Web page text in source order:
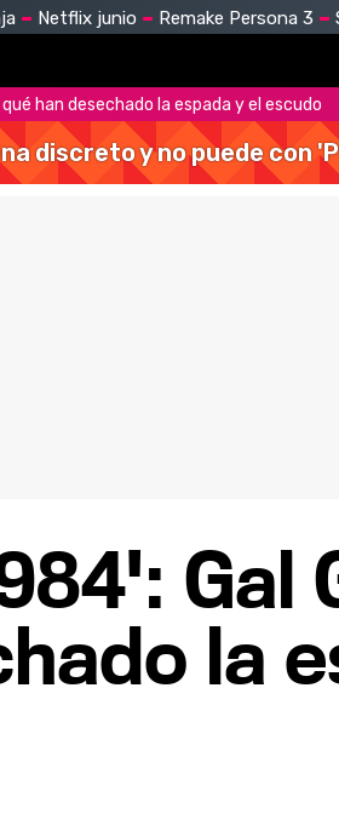
Netflix junio Remake Persona 3
han desechado la espada y el escudo
discreto y no puede con
Gal
la